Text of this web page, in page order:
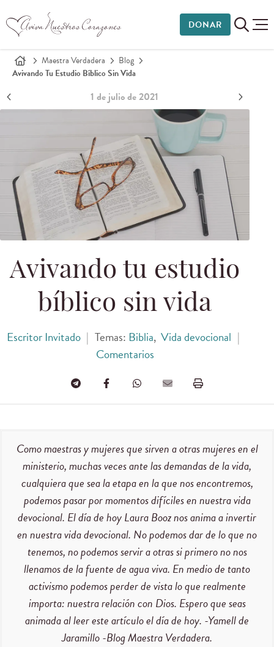
DONAR
Maestra Verdadera
Blog
Avivando Tu Estudio Bíblico Sin Vida
1 de julio de 2021
Avivando tu estudio
bíblico sin vida
Escritor Invitado | Temas: Biblia, Vida devocional |
Comentarios
Como maestras y mujeres que sirven a otras mujeres en el
ministerio, muchas veces ante las demandas de la vida,
cualquiera que sea la etapa en la que nos encontremos,
podemos pasar por momentos difíciles en nuestra vida
devocional. El día de hoy Laura Booz nos anima a invertir
en nuestra vida devocional. No podemos dar de lo que no
tenemos, no podemos servir a otras si primero no nos
llenamos de la fuente de agua viva. En medio de tanto
activismo podemos perder de vista lo que realmente
importa: nuestra relación con Dios. Espero que seas
animada al leer este artículo el día de hoy. -Yamell de
Jaramillo -Blog Maestra Verdadera.